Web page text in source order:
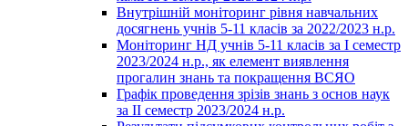
Внутрішній моніторинг рівня навчальних
досягнень учнів 5-11 класів за 2022/2023 н.р.
Моніторинг НД учнів 5-11 класів за І семестр
2023/2024 н.р., як елемент виявлення
прогалин знань та покращення ВСЯО
Графік проведення зрізів знань з основ наук
за ІІ семестр 2023/2024 н.р.